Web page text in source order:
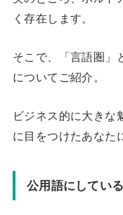
く存在します。
そこで、「言語圏」
についてご紹介。
ビジネス的に大きな
に目をつけたあなた
公用語にしてい